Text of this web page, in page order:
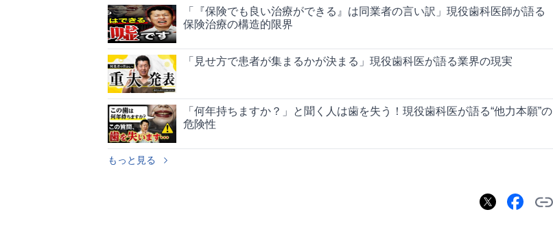
「『保険でも良い治療ができる』は同業者の言い訳」現役歯科医師が語る
保険治療の構造的限界
「見せ方で患者が集まるかが決まる」現役歯科医が語る業界の現実
「何年持ちますか？」と聞く人は歯を失う！現役歯科医が語る“他力本願”の
危険性
もっと見る